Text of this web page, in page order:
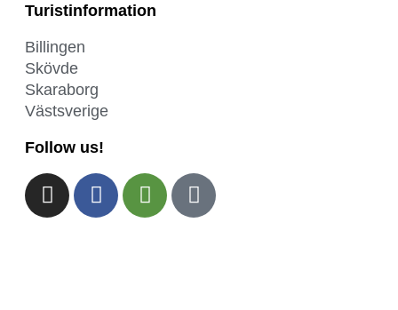
Turistinformation
Billingen
Skövde
Skaraborg
Västsverige
Follow us!